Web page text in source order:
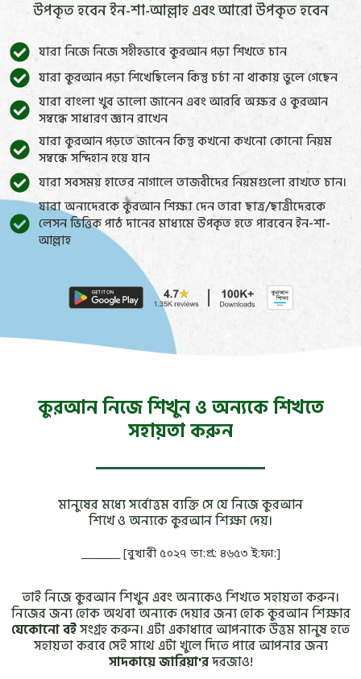
উপকৃত হবেন ইন-শা-আল্লাহ এবং আরো উপকৃত হবেন
যারা নিজে নিজে সহীহভাবে কুরআন পড়া শিখতে চান
যারা কুরআন পড়া শিখেছিলেন কিন্তু চর্চা না থাকায় ভুলে গেছেন
যারা বাংলা খুব ভালো জানেন এবং আরবি অক্ষর ও কুরআন
সম্বন্ধে সাধারণ জ্ঞান রাখেন
যারা কুরআন পড়তে জানেন কিন্তু কখনো কখনো কোনো নিয়ম
সম্বন্ধে সন্দিহান হয়ে যান
যারা সবসময় হাতের নাগালে তাজবীদের নিয়মগুলো রাখতে চান।
যারা অন্যদেরকে কুরআন শিক্ষা দেন তারা ছাত্র/ছাত্রীদেরকে
লেসন ভিত্তিক পাঠ দানের মাধ্যমে উপকৃত হতে পারবেন ইন-শা-
আল্লাহ
কুরআন নিজে শিখুন ও অন্যকে শিখতে
সহায়তা করুন
মানুষের মধ্যে সর্বোত্তম ব্যক্তি সে যে নিজে কুরআন
শিখে ও অন্যকে কুরআন শিক্ষা দেয়।
________ [বুখারী ৫০২৭ তা:প্র: ৪৬৫৩ ই:ফা:]
তাই নিজে কুরআন শিখুন এবং অন্যকেও শিখতে সহায়তা করুন।
নিজের জন্য হোক অথবা অন্যকে দেয়ার জন্য হোক কুরআন শিক্ষার
যেকোনো বইসংগ্রহ করুন। এটা একাধারে আপনাকে উত্তম মানুষ হতে
সহায়তা করবে সেই সাথে এটা খুলে দিতে পারে আপনার জন্য
সাদকায়ে জারিয়া'রদরজাও!